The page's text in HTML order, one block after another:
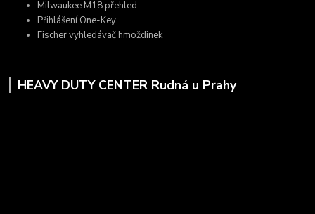
Milwaukee M18 přehled
Přihlášení One-Key
Fischer vyhledávač hmoždinek
HEAVY DUTY CENTER Rudná u Prahy